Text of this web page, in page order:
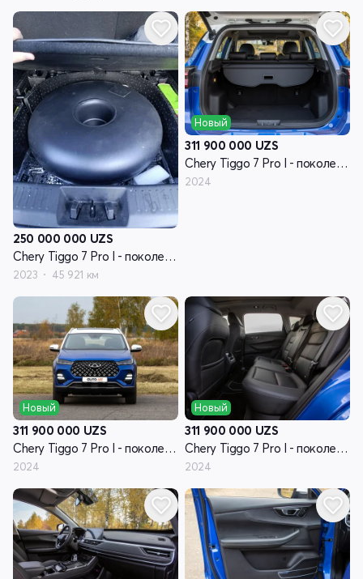
250 000 000 UZS
Chery Tiggo 7 Pro I - поколение
2023 45 921 км
Новый
311 900 000 UZS
Chery Tiggo 7 Pro I - поколение
2024
Новый
311 900 000 UZS
Chery Tiggo 7 Pro I - поколение
2024
Новый
311 900 000 UZS
Chery Tiggo 7 Pro I - поколение
2024